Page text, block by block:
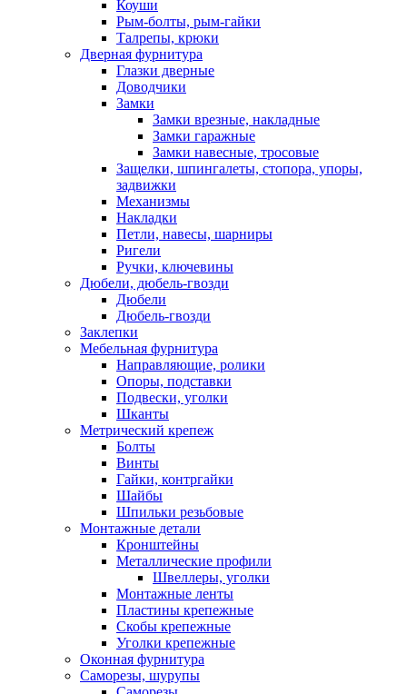
Коуши
Рым-болты, рым-гайки
Талрепы, крюки
Дверная фурнитура
Глазки дверные
Доводчики
Замки
Замки врезные, накладные
Замки гаражные
Замки навесные, тросовые
Защелки, шпингалеты, стопора, упоры,
задвижки
Механизмы
Накладки
Петли, навесы, шарниры
Ригели
Ручки, ключевины
Дюбели, дюбель-гвозди
Дюбели
Дюбель-гвозди
Заклепки
Мебельная фурнитура
Направляющие, ролики
Опоры, подставки
Подвески, уголки
Шканты
Метрический крепеж
Болты
Винты
Гайки, контргайки
Шайбы
Шпильки резьбовые
Монтажные детали
Кронштейны
Металлические профили
Швеллеры, уголки
Монтажные ленты
Пластины крепежные
Скобы крепежные
Уголки крепежные
Оконная фурнитура
Саморезы, шурупы